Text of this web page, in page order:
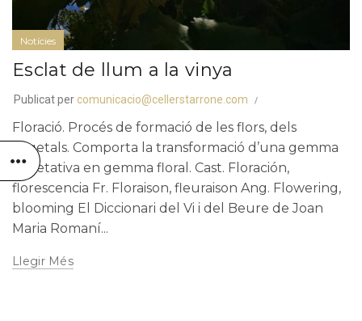
Notícies
Esclat de llum a la vinya
Publicat per comunicacio@cellerstarrone.com
Floració. Procés de formació de les flors, dels
vegetals. Comporta la transformació d’una gemma
vegetativa en gemma floral. Cast. Floración,
florescencia Fr. Floraison, fleuraison Ang. Flowering,
blooming El Diccionari del Vi i del Beure de Joan
Maria Romaní...
Llegir Més